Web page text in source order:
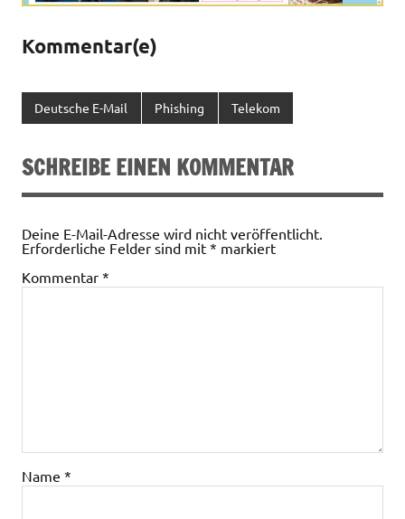
Kommentar(e)
Deutsche E-Mail Phishing Telekom
SCHREIBE EINEN KOMMENTAR
Deine E-Mail-Adresse wird nicht veröffentlicht.
Erforderliche Felder sind mit * markiert
Kommentar *
Name *